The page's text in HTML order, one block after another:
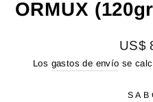
ORMUX
Precio
US$
Los gastos de envío se